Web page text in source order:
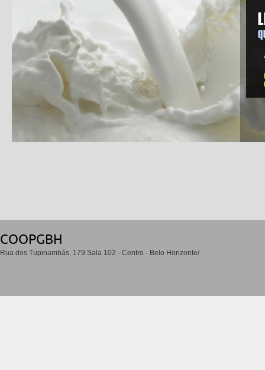
COOPGBH
Rua dos Tupinambás, 179 Sala 102 - Centro - Belo Horizonte/